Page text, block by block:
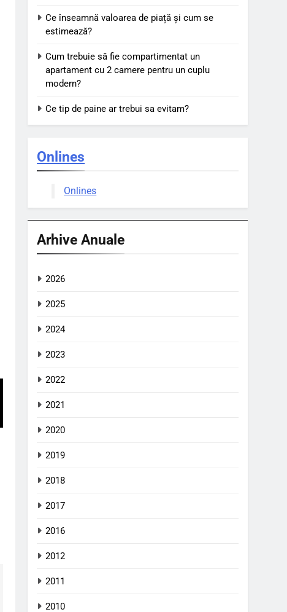
Ce înseamnă valoarea de piață și cum se
estimează?
Cum trebuie să fie compartimentat un
apartament cu 2 camere pentru un cuplu
modern?
Ce tip de paine ar trebui sa evitam?
Onlines
Onlines
Arhive Anuale
2026
2025
2024
2023
2022
2021
2020
2019
2018
2017
2016
2012
2011
2010